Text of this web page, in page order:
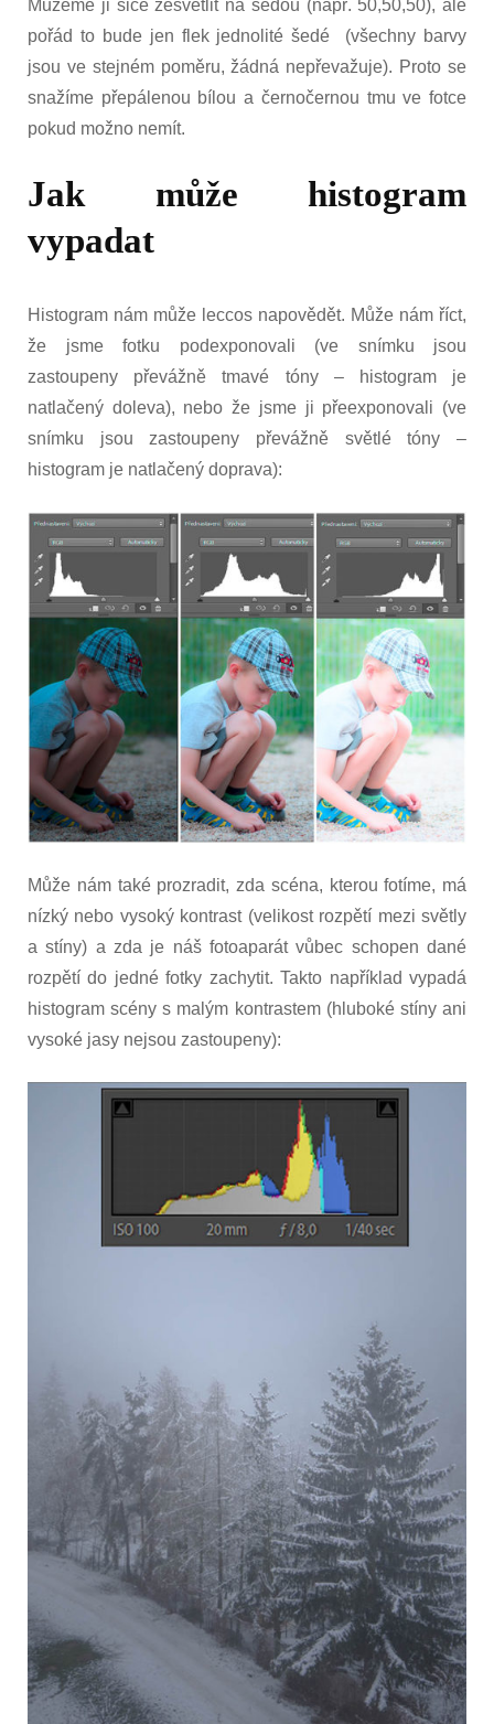
Můžeme ji sice zesvětlit na šedou (např. 50,50,50), ale
pořád to bude jen flek jednolité šedé (všechny barvy
jsou ve stejném poměru, žádná nepřevažuje). Proto se
snažíme přepálenou bílou a černočernou tmu ve fotce
pokud možno nemít.
Jak může histogram
vypadat
Histogram nám může leccos napovědět. Může nám říct,
že jsme fotku podexponovali (ve snímku jsou
zastoupeny převážně tmavé tóny – histogram je
natlačený doleva), nebo že jsme ji přeexponovali (ve
snímku jsou zastoupeny převážně světlé tóny –
histogram je natlačený doprava):
Může nám také prozradit, zda scéna, kterou fotíme, má
nízký nebo vysoký kontrast (velikost rozpětí mezi světly
a stíny) a zda je náš fotoaparát vůbec schopen dané
rozpětí do jedné fotky zachytit. Takto například vypadá
histogram scény s malým kontrastem (hluboké stíny ani
vysoké jasy nejsou zastoupeny):